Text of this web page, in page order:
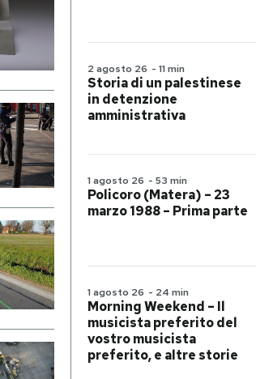
2 agosto 26 - 11 min
Storia di un palestinese
in detenzione
amministrativa
1 agosto 26 - 53 min
Policoro (Matera) – 23
marzo 1988 – Prima parte
1 agosto 26 - 24 min
Morning Weekend – Il
musicista preferito del
vostro musicista
preferito, e altre storie